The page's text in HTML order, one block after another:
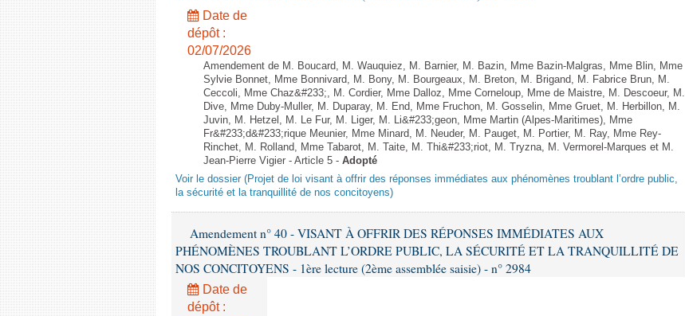
Date de
dépôt :
02/07/2026
Amendement de M. Boucard, M. Wauquiez, M. Barnier, M. Bazin, Mme Bazin-Malgras, Mme Blin, Mme
Sylvie Bonnet, Mme Bonnivard, M. Bony, M. Bourgeaux, M. Breton, M. Brigand, M. Fabrice Brun, M.
Ceccoli, Mme Chaz&#233;, M. Cordier, Mme Dalloz, Mme Corneloup, Mme de Maistre, M. Descoeur, M.
Dive, Mme Duby-Muller, M. Duparay, M. End, Mme Fruchon, M. Gosselin, Mme Gruet, M. Herbillon, M.
Juvin, M. Hetzel, M. Le Fur, M. Liger, M. Li&#233;geon, Mme Martin (Alpes-Maritimes), Mme
Fr&#233;d&#233;rique Meunier, Mme Minard, M. Neuder, M. Pauget, M. Portier, M. Ray, Mme Rey-
Rinchet, M. Rolland, Mme Tabarot, M. Taite, M. Thi&#233;riot, M. Tryzna, M. Vermorel-Marques et M.
Jean-Pierre Vigier - Article 5 - Adopté
Voir le dossier (Projet de loi visant à offrir des réponses immédiates aux phénomènes troublant l’ordre public,
la sécurité et la tranquillité de nos concitoyens)
Amendement n° 40 - VISANT À OFFRIR DES RÉPONSES IMMÉDIATES AUX
PHÉNOMÈNES TROUBLANT L’ORDRE PUBLIC, LA SÉCURITÉ ET LA TRANQUILLITÉ DE
NOS CONCITOYENS - 1ère lecture (2ème assemblée saisie) - n° 2984
Date de
dépôt :